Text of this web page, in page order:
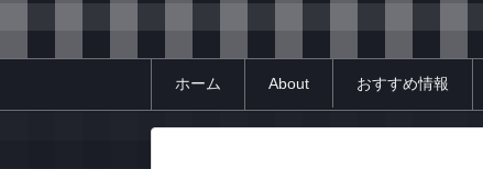
ホーム About おすすめ情報